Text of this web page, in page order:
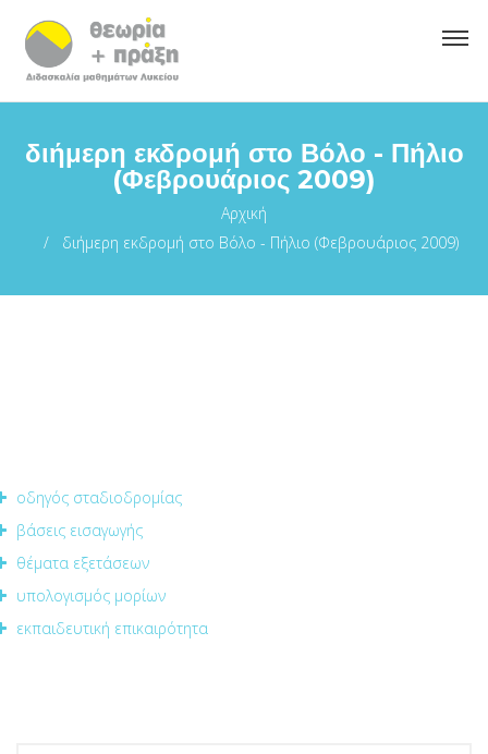
διήμερη εκδρομή στο Βόλο - Πήλιο
(Φεβρουάριος 2009)
Αρχική
διήμερη εκδρομή στο Βόλο - Πήλιο (Φεβρουάριος 2009)
οδηγός σταδιοδρομίας
βάσεις εισαγωγής
θέματα εξετάσεων
υπολογισμός μορίων
εκπαιδευτική επικαιρότητα